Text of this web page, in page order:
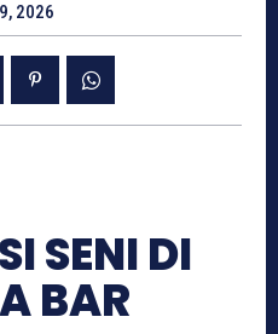
2026
SENI DI
BAR